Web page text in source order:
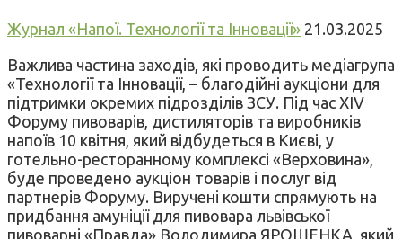
Журнал «Напої. Технології та Інновації» 21.03.2025
Важлива частина заходів, які проводить медіагрупа
«Технології та Інновації, – благодійні аукціони для
підтримки окремих підрозділів ЗСУ. Під час XIV
Форуму пивоварів, дистиляторів та виробників
напоїв 10 квітня, який відбудеться в Києві, у
готельно-ресторанному комплексі «Верховина»,
буде проведено аукціон товарів і послуг від
партнерів Форуму. Виручені кошти спрямують на
придбання амуніції для пивовара львівської
пивоварні «Правда» Володимира ЯРОШЕНКА, який